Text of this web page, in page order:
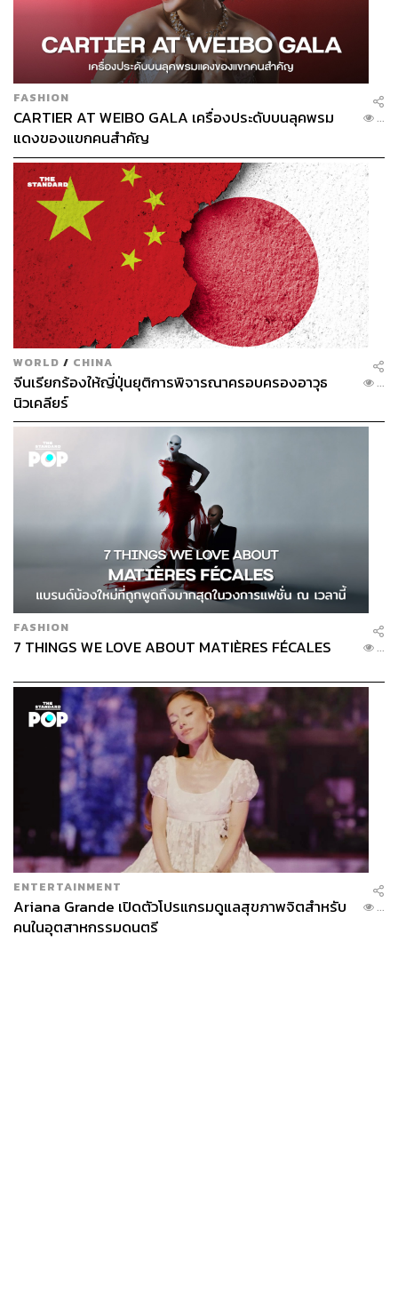
FASHION
CARTIER AT WEIBO GALA เครื่องประดับบนลุคพรม
แดงของแขกคนสำคัญ
...
WORLD / CHINA
จีนเรียกร้องให้ญี่ปุ่นยุติการพิจารณาครอบครองอาวุธ
นิวเคลียร์
...
FASHION
7 THINGS WE LOVE ABOUT MATIÈRES FÉCALES ...
ENTERTAINMENT
Ariana Grande เปิดตัวโปรแกรมดูแลสุขภาพจิตสำหรับ
คนในอุตสาหกรรมดนตรี
...